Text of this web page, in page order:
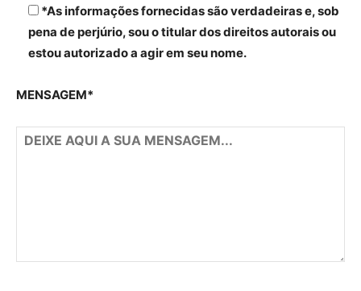
*As informações fornecidas são verdadeiras e, sob
pena de perjúrio, sou o titular dos direitos autorais ou
estou autorizado a agir em seu nome.
MENSAGEM*